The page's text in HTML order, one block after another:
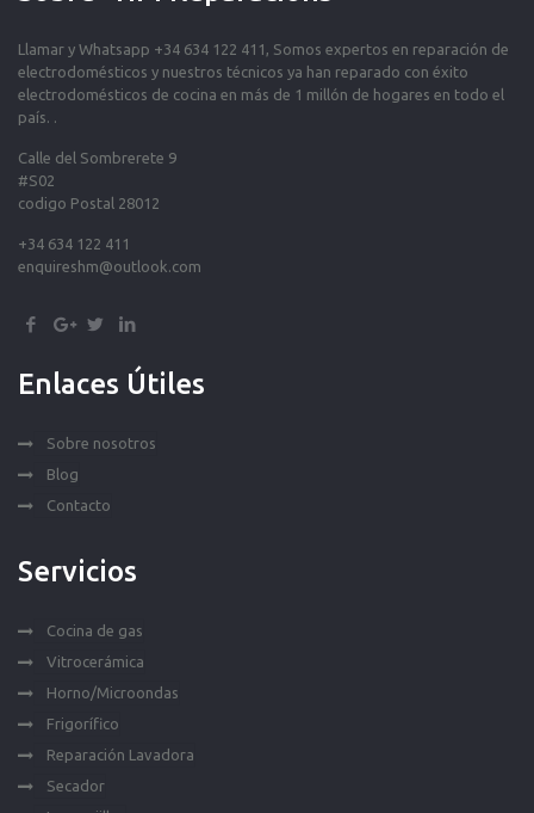
Llamar y Whatsapp +34 634 122 411, Somos expertos en reparación de
electrodomésticos y nuestros técnicos ya han reparado con éxito
electrodomésticos de cocina en más de 1 millón de hogares en todo el
país. .
Calle del Sombrerete 9
#S02
codigo Postal 28012
+34 634 122 411
enquireshm@outlook.com
Enlaces Útiles
Sobre nosotros
Blog
Contacto
Servicios
Cocina de gas
Vitrocerámica
Horno/Microondas
Frigorífico
Reparación Lavadora
Secador